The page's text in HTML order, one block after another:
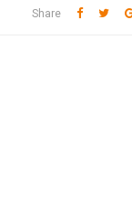
Share